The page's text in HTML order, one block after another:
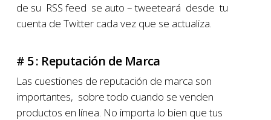
de su RSS feed se auto – tweeteará desde tu
cuenta de Twitter cada vez que se actualiza.
# 5 : Reputación de Marca
Las cuestiones de reputación de marca son
importantes, sobre todo cuando se venden
productos en línea. No importa lo bien que tus